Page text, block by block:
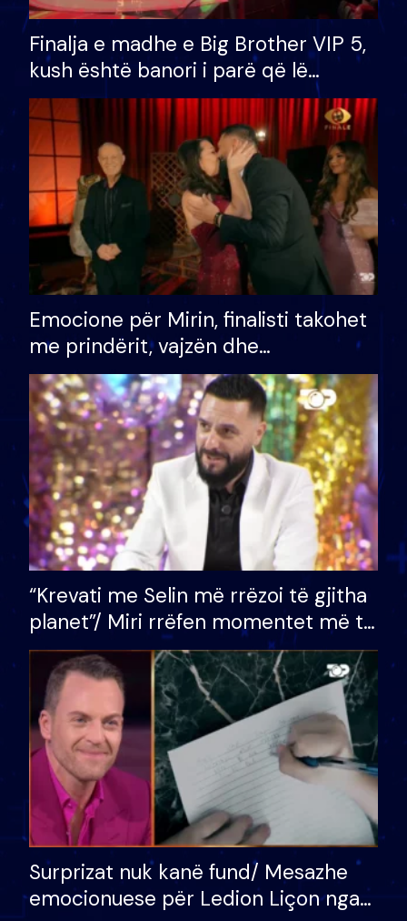
Finalja e madhe e Big Brother VIP 5,
kush është banori i parë që lë
shtëpinë dhe humb mundësinë për
të fituar çmimin e madh
Emocione për Mirin, finalisti takohet
me prindërit, vajzën dhe
bashkëshorten: S’kemi ndonjë letër
divorci apo jo?
“Krevati me Selin më rrëzoi të gjitha
planet”/ Miri rrëfen momentet më të
bukura në shtëpinë e BB VIP: Do më
mungojë zilja e mëngjesit kur…
Surprizat nuk kanë fund/ Mesazhe
emocionuese për Ledion Liçon nga